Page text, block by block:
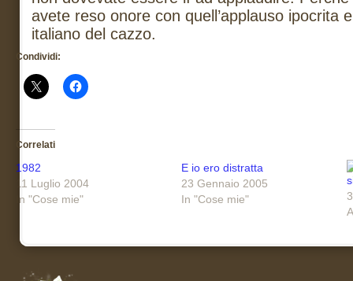
avete reso onore con quell’applauso ipocrita
italiano del cazzo.
Condividi:
Correlati
1982
11 Luglio 2004
In "Cose mie"
E io ero distratta
23 Gennaio 2005
In "Cose mie"